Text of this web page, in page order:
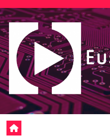
Saltar
al
contenido